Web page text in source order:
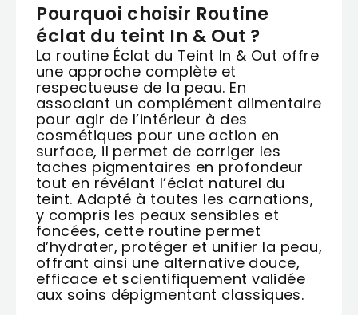
Pourquoi choisir Routine
éclat du teint In & Out ?
La routine Éclat du Teint In & Out offre
une approche complète et
respectueuse de la peau. En
associant un complément alimentaire
pour agir de l’intérieur à des
cosmétiques pour une action en
surface, il permet de corriger les
taches pigmentaires en profondeur
tout en révélant l’éclat naturel du
teint. Adapté à toutes les carnations,
y compris les peaux sensibles et
foncées, cette routine permet
d’hydrater, protéger et unifier la peau,
offrant ainsi une alternative douce,
efficace et scientifiquement validée
aux soins dépigmentant classiques.